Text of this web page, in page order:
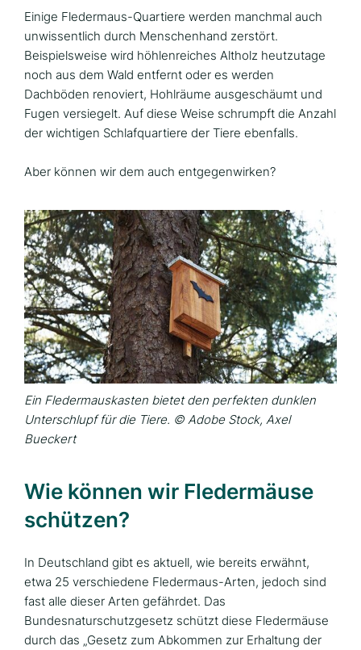
Einige Fledermaus-Quartiere werden manchmal auch
unwissentlich durch Menschenhand zerstört.
Beispielsweise wird höhlenreiches Altholz heutzutage
noch aus dem Wald entfernt oder es werden
Dachböden renoviert, Hohlräume ausgeschäumt und
Fugen versiegelt. Auf diese Weise schrumpft die Anzahl
der wichtigen Schlafquartiere der Tiere ebenfalls.
Aber können wir dem auch entgegenwirken?
Ein Fledermauskasten bietet den perfekten dunklen
Unterschlupf für die Tiere. © Adobe Stock, Axel
Bueckert
Wie können wir Fledermäuse
schützen?
In Deutschland gibt es aktuell, wie bereits erwähnt,
etwa 25 verschiedene Fledermaus-Arten, jedoch sind
fast alle dieser Arten gefährdet. Das
Bundesnaturschutzgesetz schützt diese Fledermäuse
durch das „Gesetz zum Abkommen zur Erhaltung der